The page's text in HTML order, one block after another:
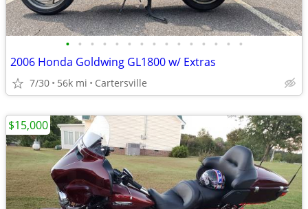
• • • • • • • • • • • • • • •
2006 Honda Goldwing GL1800 w/ Extras
7/30 56k mi Cartersville
$15,000